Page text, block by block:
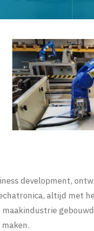
development,
altijd met